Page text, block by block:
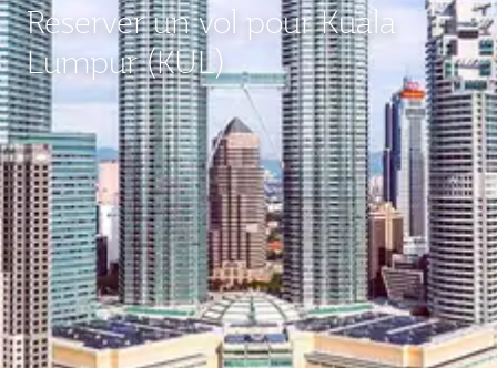
Réserver un vol pour Kuala
Lumpur (KUL)